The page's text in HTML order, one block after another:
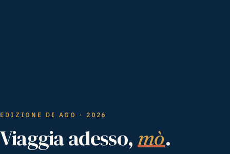
EDIZIONE DI AGO · 2026
Viaggia adesso,mò.